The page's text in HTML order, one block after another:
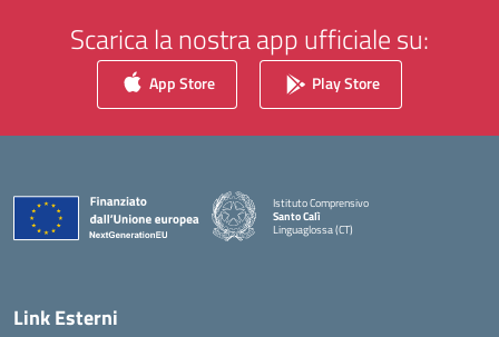
Scarica la nostra app ufficiale su:
App Store Play Store
Istituto Comprensivo
Santo Calì
Linguaglossa (CT)
— Visita la pagina iniziale della scuola
Link Esterni